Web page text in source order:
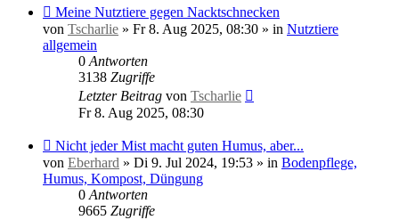
Neuer
Beitrag
Meine Nutztiere gegen Nacktschnecken
von Tscharlie » Fr 8. Aug 2025, 08:30 » in Nutztiere
allgemein
0 Antworten
3138 Zugriffe
Letzter Beitrag von Tscharlie
Fr 8. Aug 2025, 08:30
Neuer
Beitrag
Nicht jeder Mist macht guten Humus, aber...
von Eberhard » Di 9. Jul 2024, 19:53 » in Bodenpflege,
Humus, Kompost, Düngung
0 Antworten
9665 Zugriffe